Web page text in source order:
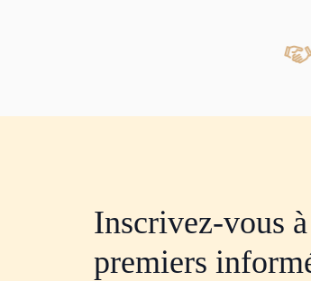
Inscrivez-vous
premiers